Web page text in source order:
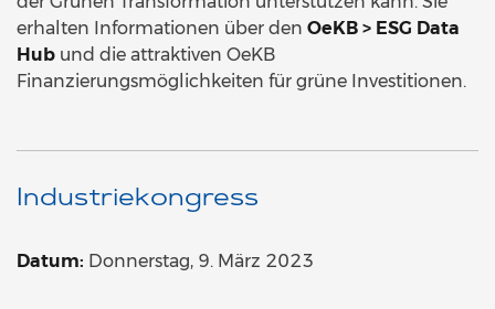
erhalten Informationen über den OeKB > ESG Data
Hub und die attraktiven OeKB
Finanzierungsmöglichkeiten für grüne Investitionen.
Industriekongress
Datum: Donnerstag, 9. März 2023